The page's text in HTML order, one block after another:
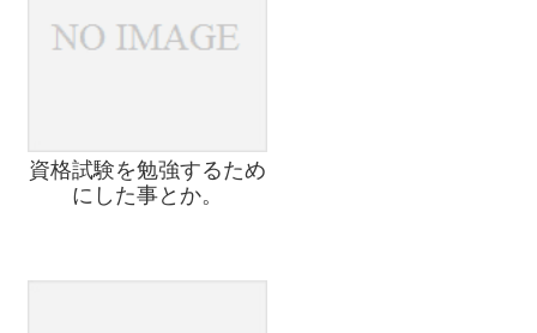
資格試験を勉強するため
にした事とか。